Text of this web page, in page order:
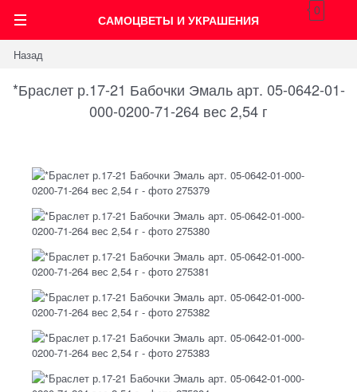
САМОЦВЕТЫ И УКРАШЕНИЯ
0
Назад
*Браслет р.17-21 Бабочки Эмаль арт. 05-0642-01-
000-0200-71-264 вес 2,54 г